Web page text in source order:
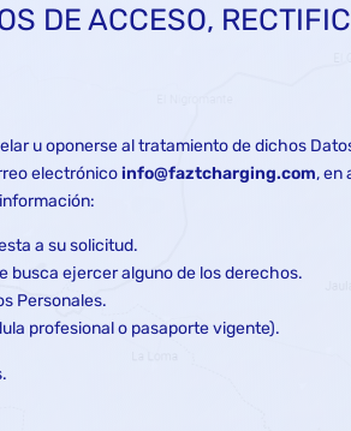
DE ACCESO,
u oponerse al tratamiento de dichos
electrónicoinfo@faztcharging.com, en
a su solicitud.
busca ejercer alguno de los derechos.
Personales.
profesional o pasaporte vigente).